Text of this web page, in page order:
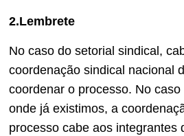
2.Lembrete
No caso do setorial sindical,
coordenação sindical nacional
coordenar o processo. No
onde já existimos, a
processo cabe aos integrantes